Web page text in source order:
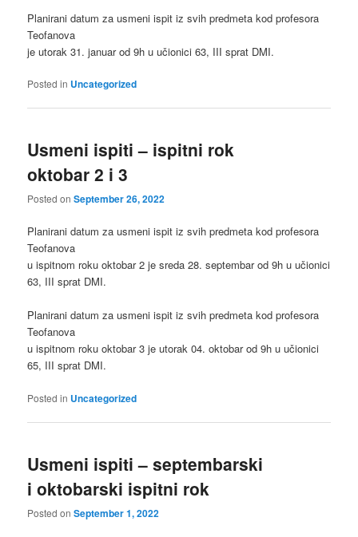
Planirani datum za usmeni ispit iz svih predmeta kod profesora
Teofanova
je utorak 31. januar od 9h u učionici 63, III sprat DMI.
Posted in Uncategorized
Usmeni ispiti – ispitni rok
oktobar 2 i 3
Posted onSeptember 26, 2022
Planirani datum za usmeni ispit iz svih predmeta kod profesora
Teofanova
u ispitnom roku oktobar 2 je sreda 28. septembar od 9h u učionici
63, III sprat DMI.
Planirani datum za usmeni ispit iz svih predmeta kod profesora
Teofanova
u ispitnom roku oktobar 3 je utorak 04. oktobar od 9h u učionici
65, III sprat DMI.
Posted in Uncategorized
Usmeni ispiti – septembarski
i oktobarski ispitni rok
Posted onSeptember 1, 2022